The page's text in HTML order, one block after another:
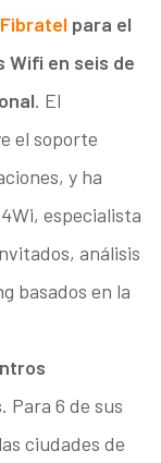
Fibratelpara el
Wifi en seis de
. El
el soporte
y ha
especialista
análisis
basados en la
. Para 6 de sus
ciudades de